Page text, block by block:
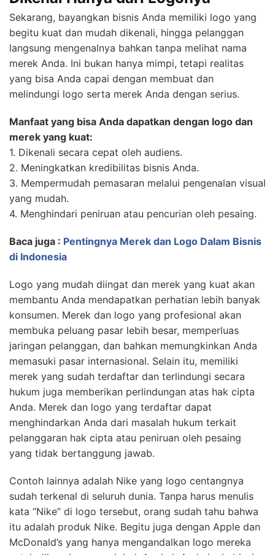
Sekarang, bayangkan bisnis Anda memiliki logo yang
begitu kuat dan mudah dikenali, hingga pelanggan
langsung mengenalnya bahkan tanpa melihat nama
merek Anda. Ini bukan hanya mimpi, tetapi realitas
yang bisa Anda capai dengan membuat dan
melindungi logo serta merek Anda dengan serius.
Manfaat yang bisa Anda dapatkan dengan logo dan
merek yang kuat:
1. Dikenali secara cepat oleh audiens.
2. Meningkatkan kredibilitas bisnis Anda.
3. Mempermudah pemasaran melalui pengenalan visual
yang mudah.
4. Menghindari peniruan atau pencurian oleh pesaing.
Baca juga : Pentingnya Merek dan Logo Dalam Bisnis
di Indonesia
Logo yang mudah diingat dan merek yang kuat akan
membantu Anda mendapatkan perhatian lebih banyak
konsumen. Merek dan logo yang profesional akan
membuka peluang pasar lebih besar, memperluas
jaringan pelanggan, dan bahkan memungkinkan Anda
memasuki pasar internasional. Selain itu, memiliki
merek yang sudah terdaftar dan terlindungi secara
hukum juga memberikan perlindungan atas hak cipta
Anda. Merek dan logo yang terdaftar dapat
menghindarkan Anda dari masalah hukum terkait
pelanggaran hak cipta atau peniruan oleh pesaing
yang tidak bertanggung jawab.
Contoh lainnya adalah Nike yang logo centangnya
sudah terkenal di seluruh dunia. Tanpa harus menulis
kata “Nike” di logo tersebut, orang sudah tahu bahwa
itu adalah produk Nike. Begitu juga dengan Apple dan
McDonald’s yang hanya mengandalkan logo mereka